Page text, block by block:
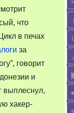
что
в печах
за
говорит
и
выплеснул,
хакер-